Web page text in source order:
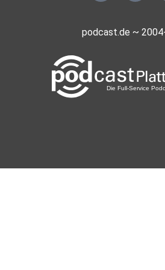
podcast.de ~